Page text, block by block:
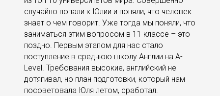
случайно попали к Юлии и поняли, что человек
знает о чем говорит. Уже тогда мы поняли, что
заниматься этим вопросом в 11 классе – это
поздно. Первым этапом для нас стало
поступление в среднюю школу Англии на A-
Level. Требования высокие, английский не
дотягивал, но план подготовки, который нам
посоветовала Юля летом, сработал.